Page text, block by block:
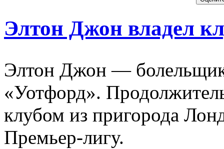
Элтон Джон владел
Элтон Джон — болельщик
«Уотфорд».
клубом из пригорода
Премьер-лигу.